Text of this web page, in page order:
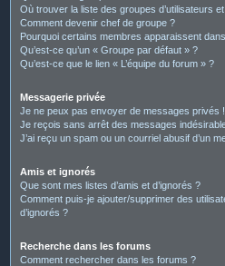
Où trouver la liste des groupes d’utilisateurs
Comment devenir chef de groupe ?
Pourquoi certains membres apparaissent
Qu’est-ce qu’un « Groupe par défaut » ?
Qu’est-ce que le lien « L’équipe du forum » ?
Messagerie privée
Je ne peux pas envoyer de messages privés !
Je reçois sans arrêt des messages
J’ai reçu un spam ou un courriel abusif d’un
Amis et ignorés
Que sont mes listes d’amis et d’ignorés ?
Comment puis-je ajouter/supprimer des
d’ignorés ?
Recherche dans les forums
Comment rechercher dans les forums ?